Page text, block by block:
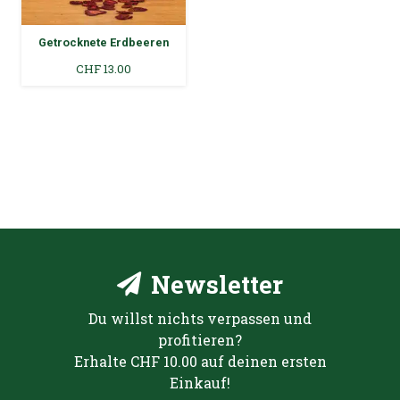
Getrocknete Erdbeeren
CHF13.00
Newsletter
Du willst nichts verpassen und
profitieren?
Erhalte CHF 10.00 auf deinen ersten
Einkauf!